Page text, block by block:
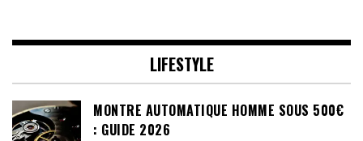
LIFESTYLE
MONTRE AUTOMATIQUE HOMME SOUS 500€
: GUIDE 2026